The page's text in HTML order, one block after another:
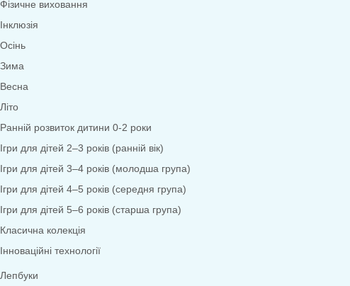
Довкілля
Народознавство
Природа
Екологія
Дослідницька діяльність
Валеологія
Права дитини
Моральне виховання
Трудове виховання
Образотворча діяльність